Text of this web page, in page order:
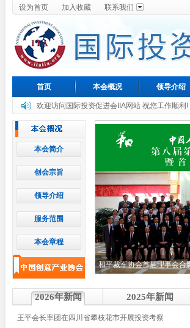
设为首页 加入收藏 联系我们
首页 本会概况 领导介绍
欢迎访问国际投资促进会IIA网站 祝您工作顺利!
本会简介
创会宗旨
领导介绍
服务范围
本会章程
和平裁军协会首届理事会合
2026年新闻 2025年新闻
王平会长率团在四川省攀枝花市开展投资考察